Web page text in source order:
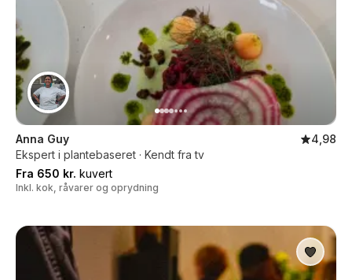
Anna Guy
4,98
Ekspert i plantebaseret · Kendt fra tv
Fra 650 kr. kuvert
Inkl. kok, råvarer og oprydning